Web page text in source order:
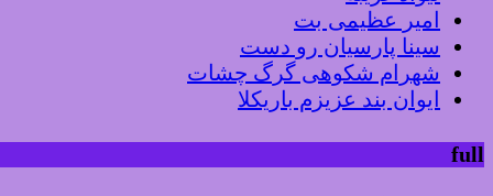
امیر عظیمی بت
سینا پارسیان رو دست
شهرام شکوهی گرگ چشات
ایوان بند عزیزم باریکلا
full